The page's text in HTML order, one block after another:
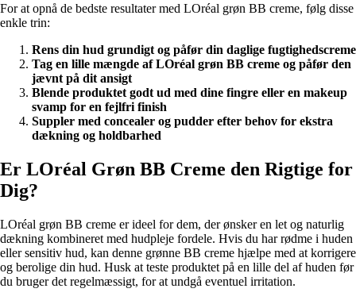
For at opnå de bedste resultater med LOréal grøn BB creme, følg disse
enkle trin:
Rens din hud grundigt og påfør din daglige fugtighedscreme
Tag en lille mængde af LOréal grøn BB creme og påfør den
jævnt på dit ansigt
Blende produktet godt ud med dine fingre eller en makeup
svamp for en fejlfri finish
Suppler med concealer og pudder efter behov for ekstra
dækning og holdbarhed
Er LOréal Grøn BB Creme den Rigtige for
Dig?
LOréal grøn BB creme er ideel for dem, der ønsker en let og naturlig
dækning kombineret med hudpleje fordele. Hvis du har rødme i huden
eller sensitiv hud, kan denne grønne BB creme hjælpe med at korrigere
og berolige din hud. Husk at teste produktet på en lille del af huden før
du bruger det regelmæssigt, for at undgå eventuel irritation.